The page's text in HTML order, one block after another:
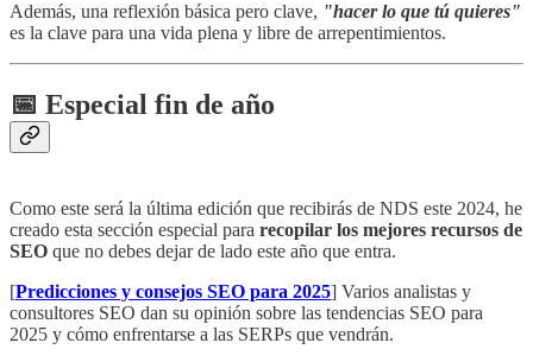
Además, una reflexión básica pero clave, "hacer lo que tú quieres"
es la clave para una vida plena y libre de arrepentimientos.
📅 Especial fin de año
Como este será la última edición que recibirás de NDS este 2024, he
creado esta sección especial para recopilar los mejores recursos de
SEO que no debes dejar de lado este año que entra.
[Predicciones y consejos SEO para 2025] Varios analistas y
consultores SEO dan su opinión sobre las tendencias SEO para
2025 y cómo enfrentarse a las SERPs que vendrán.